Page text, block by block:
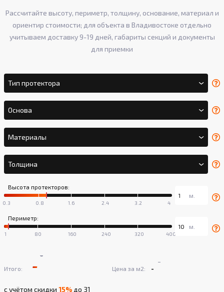
Рассчитайте высоту, периметр, толщину, основание, материал и
ориентир стоимости; для объекта в Владивостоке отдельно
учитываем доставку 9-19 дней, габариты секций и документы
для приемки
Тип протектора
Основа
Материалы
Толщина
Высота протекторов:
Периметр:
Итого: -
-
с учётом скидки 15%до 31
Цена за м2: -
-